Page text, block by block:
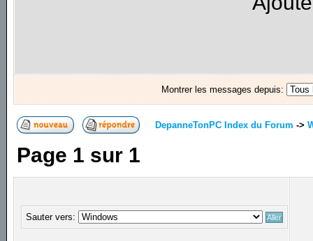
Montrer les messages depuis:
DepanneTonPC Index du Forum ->
Page 1 sur 1
Sauter vers: